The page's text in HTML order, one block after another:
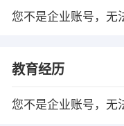
您不是企业账号，无
教育经历
您不是企业账号，无